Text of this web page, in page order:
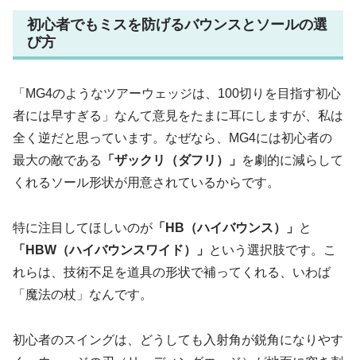
初心者でもミスを防げるバウンスとソールの選
び方
「MG4のようなツアーウェッジは、100切りを目指す初心
者には早すぎる」なんて意見をたまに耳にしますが、私は
全く逆だと思っています。なぜなら、MG4には初心者の
最大の敵である
「ザックリ（ダフリ）」 を劇的に減らして
くれるソール形状が用意されているからです。
特に注目してほしいのが 「HB（ハイバウンス）」 と
「HBW（ハイバウンスワイド）」 という選択肢です。こ
れらは、技術不足を道具の形状で補ってくれる、いわば
「魔法の杖」なんです。
初心者のスイングは、どうしても入射角が鋭角になりやす